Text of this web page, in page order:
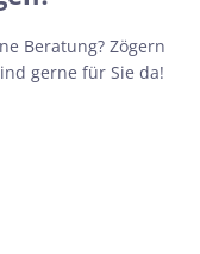
Beratung? Zögern
gerne für Sie da!